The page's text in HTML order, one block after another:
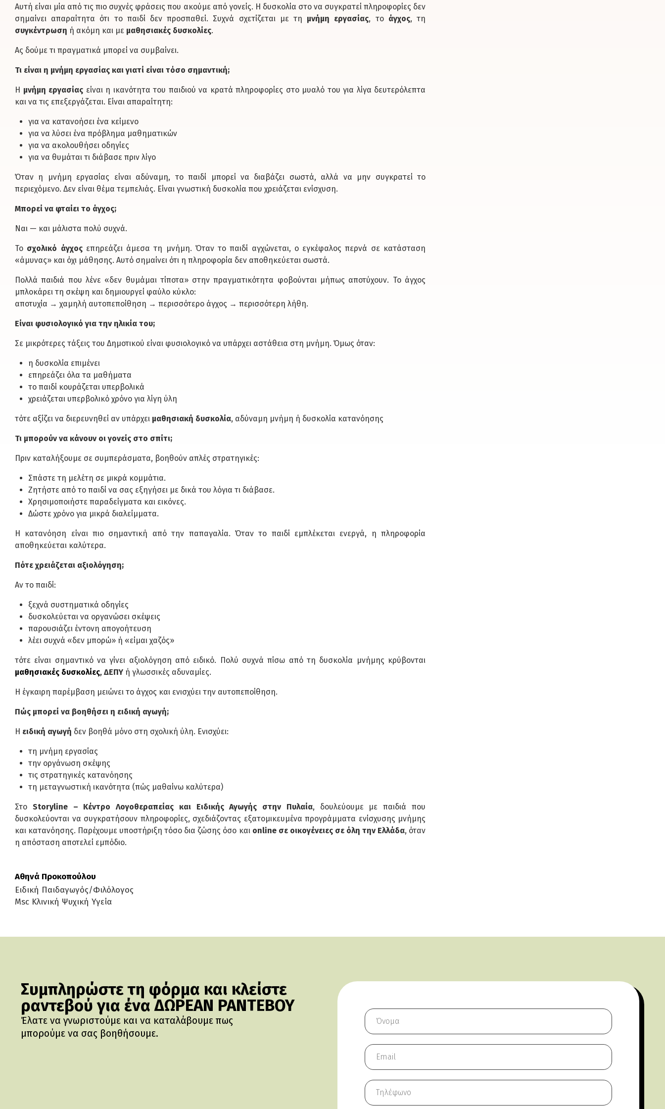
Αυτή είναι μία από τις πιο συχνές φράσεις που ακούμε από γονείς. Η δυσκολία στο να συγκρατεί πληροφορίες δεν
σημαίνει απαραίτητα ότι το παιδί δεν προσπαθεί. Συχνά σχετίζεται με τη μνήμη εργασίας, το άγχος, τη
συγκέντρωση ή ακόμη και με μαθησιακές δυσκολίες.
Ας δούμε τι πραγματικά μπορεί να συμβαίνει.
Τι είναι η μνήμη εργασίας και γιατί είναι τόσο σημαντική;
Η μνήμη εργασίας είναι η ικανότητα του παιδιού να κρατά πληροφορίες στο μυαλό του για λίγα δευτερόλεπτα
και να τις επεξεργάζεται. Είναι απαραίτητη:
για να κατανοήσει ένα κείμενο
για να λύσει ένα πρόβλημα μαθηματικών
για να ακολουθήσει οδηγίες
για να θυμάται τι διάβασε πριν λίγο
Όταν η μνήμη εργασίας είναι αδύναμη, το παιδί μπορεί να διαβάζει σωστά, αλλά να μην συγκρατεί το
περιεχόμενο. Δεν είναι θέμα τεμπελιάς. Είναι γνωστική δυσκολία που χρειάζεται ενίσχυση.
Μπορεί να φταίει το άγχος;
Ναι — και μάλιστα πολύ συχνά.
Το σχολικό άγχοςεπηρεάζει άμεσα τη μνήμη. Όταν το παιδί αγχώνεται, ο εγκέφαλος περνά σε κατάσταση
«άμυνας» και όχι μάθησης. Αυτό σημαίνει ότι η πληροφορία δεν αποθηκεύεται σωστά.
Πολλά παιδιά που λένε «δεν θυμάμαι τίποτα» στην πραγματικότητα φοβούνται μήπως αποτύχουν. Το άγχος
μπλοκάρει τη σκέψη και δημιουργεί φαύλο κύκλο:
αποτυχία → χαμηλή αυτοπεποίθηση → περισσότερο άγχος → περισσότερη λήθη.
Είναι φυσιολογικό για την ηλικία του;
Σε μικρότερες τάξεις του Δημοτικού είναι φυσιολογικό να υπάρχει αστάθεια στη μνήμη. Όμως όταν:
η δυσκολία επιμένει
επηρεάζει όλα τα μαθήματα
το παιδί κουράζεται υπερβολικά
χρειάζεται υπερβολικό χρόνο για λίγη ύλη
τότε αξίζει να διερευνηθεί αν υπάρχει μαθησιακή δυσκολία, αδύναμη μνήμη ή δυσκολία κατανόησης
Τι μπορούν να κάνουν οι γονείς στο σπίτι;
Πριν καταλήξουμε σε συμπεράσματα, βοηθούν απλές στρατηγικές:
Σπάστε τη μελέτη σε μικρά κομμάτια.
Ζητήστε από το παιδί να σας εξηγήσει με δικά του λόγια τι διάβασε.
Χρησιμοποιήστε παραδείγματα και εικόνες.
Δώστε χρόνο για μικρά διαλείμματα.
Η κατανόηση είναι πιο σημαντική από την παπαγαλία. Όταν το παιδί εμπλέκεται ενεργά, η πληροφορία
αποθηκεύεται καλύτερα.
Πότε χρειάζεται αξιολόγηση;
Αν το παιδί:
ξεχνά συστηματικά οδηγίες
δυσκολεύεται να οργανώσει σκέψεις
παρουσιάζει έντονη απογοήτευση
λέει συχνά «δεν μπορώ» ή «είμαι χαζός»
τότε είναι σημαντικό να γίνει αξιολόγηση από ειδικό. Πολύ συχνά πίσω από τη δυσκολία μνήμης κρύβονται
μαθησιακές δυσκολίες, ΔΕΠΥ ή γλωσσικές αδυναμίες.
Η έγκαιρη παρέμβαση μειώνει το άγχος και ενισχύει την αυτοπεποίθηση.
Πώς μπορεί να βοηθήσει η ειδική αγωγή;
Η ειδική αγωγή δεν βοηθά μόνο στη σχολική ύλη. Ενισχύει:
τη μνήμη εργασίας
την οργάνωση σκέψης
τις στρατηγικές κατανόησης
τη μεταγνωστική ικανότητα (πώς μαθαίνω καλύτερα)
Στο Storyline – Κέντρο Λογοθεραπείας και Ειδικής Αγωγής στην Πυλαία, δουλεύουμε με παιδιά που
δυσκολεύονται να συγκρατήσουν πληροφορίες, σχεδιάζοντας εξατομικευμένα προγράμματα ενίσχυσης μνήμης
και κατανόησης. Παρέχουμε υποστήριξη τόσο δια ζώσης όσο και online σε οικογένειες σε όλη την Ελλάδα, όταν
η απόσταση αποτελεί εμπόδιο.
Αθηνά Προκοπούλου
Ειδική Παιδαγωγός/Φιλόλογος
Msc Κλινική Ψυχική Υγεία
Συμπληρώστε τη φόρμα και κλείστε
ραντεβού για ένα ΔΩΡΕΑΝ ΡΑΝΤΕΒΟΥ
Έλατε να γνωριστούμε και να καταλάβουμε πως
μπορούμε να σας βοηθήσουμε.